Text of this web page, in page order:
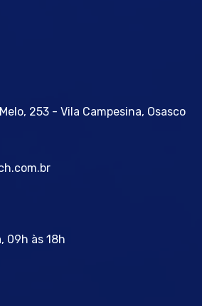
253 - Vila Campesina, Osasco
09h às 18h